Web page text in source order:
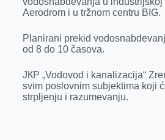
o
g
I
p
Aerodrom i u tržnom centru BIG.
Planirani prekid
od 8 do 10 časova.
JКP „Vodovod i kanalizacija“
svim poslovnim subjektima koji
strpljenju i razumevanju.